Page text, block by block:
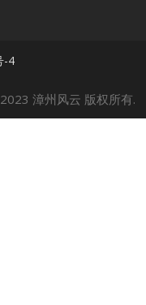
-4
漳州风云 版权所有.